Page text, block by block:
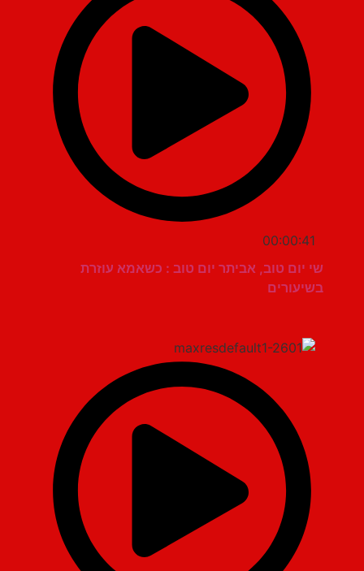
00:00:41
שי יום טוב, אביתר יום טוב : כשאמא עוזרת
בשיעורים